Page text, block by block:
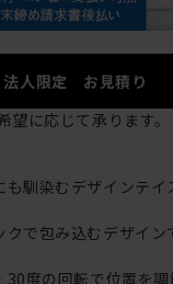
法人限定 お見積り
望に応じて承ります。
馴染むデザインテイ
クで包み込むデザイン
度の回転で位置を